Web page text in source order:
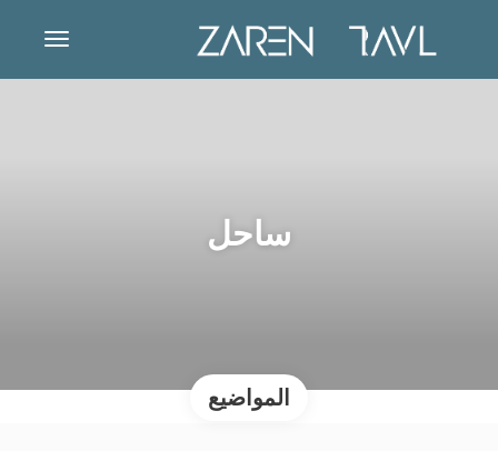
ساحل
المواضيع